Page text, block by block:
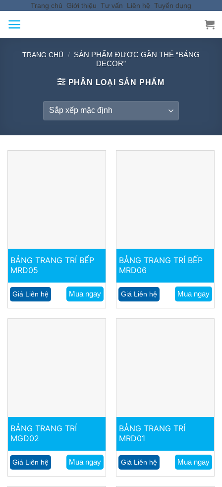
content
Trang chủ Giới thiệu Tư vấn Liên hệ Tuyển dụng
TRANG CHỦ / SẢN PHẨM ĐƯỢC GẮN THẺ “BẢNG
DECOR”
PHÂN LOẠI SẢN PHẨM
BẢNG TRANG TRÍ BẾP
MRD05
Giá Liên hệ Mua ngay
BẢNG TRANG TRÍ BẾP
MRD06
Giá Liên hệ Mua ngay
BẢNG TRANG TRÍ
MGD02
Giá Liên hệ Mua ngay
BẢNG TRANG TRÍ
MRD01
Giá Liên hệ Mua ngay